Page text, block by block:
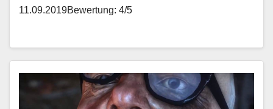
11.09.2019Bewertung: 4/5